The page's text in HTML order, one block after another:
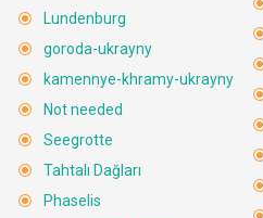
Lundenburg
goroda-ukrayny
kamennye-khramy-ukrayny
Not needed
Seegrotte
Tahtalı Dağları
Phaselis